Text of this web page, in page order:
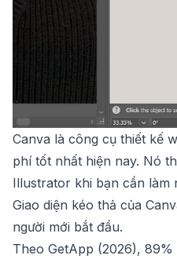
Canva là công cụ thiết kế
phí tốt nhất hiện nay. Nó
Illustrator khi bạn cần làm
Giao diện kéo thả của
người mới bắt đầu.
Theo GetApp (2026),